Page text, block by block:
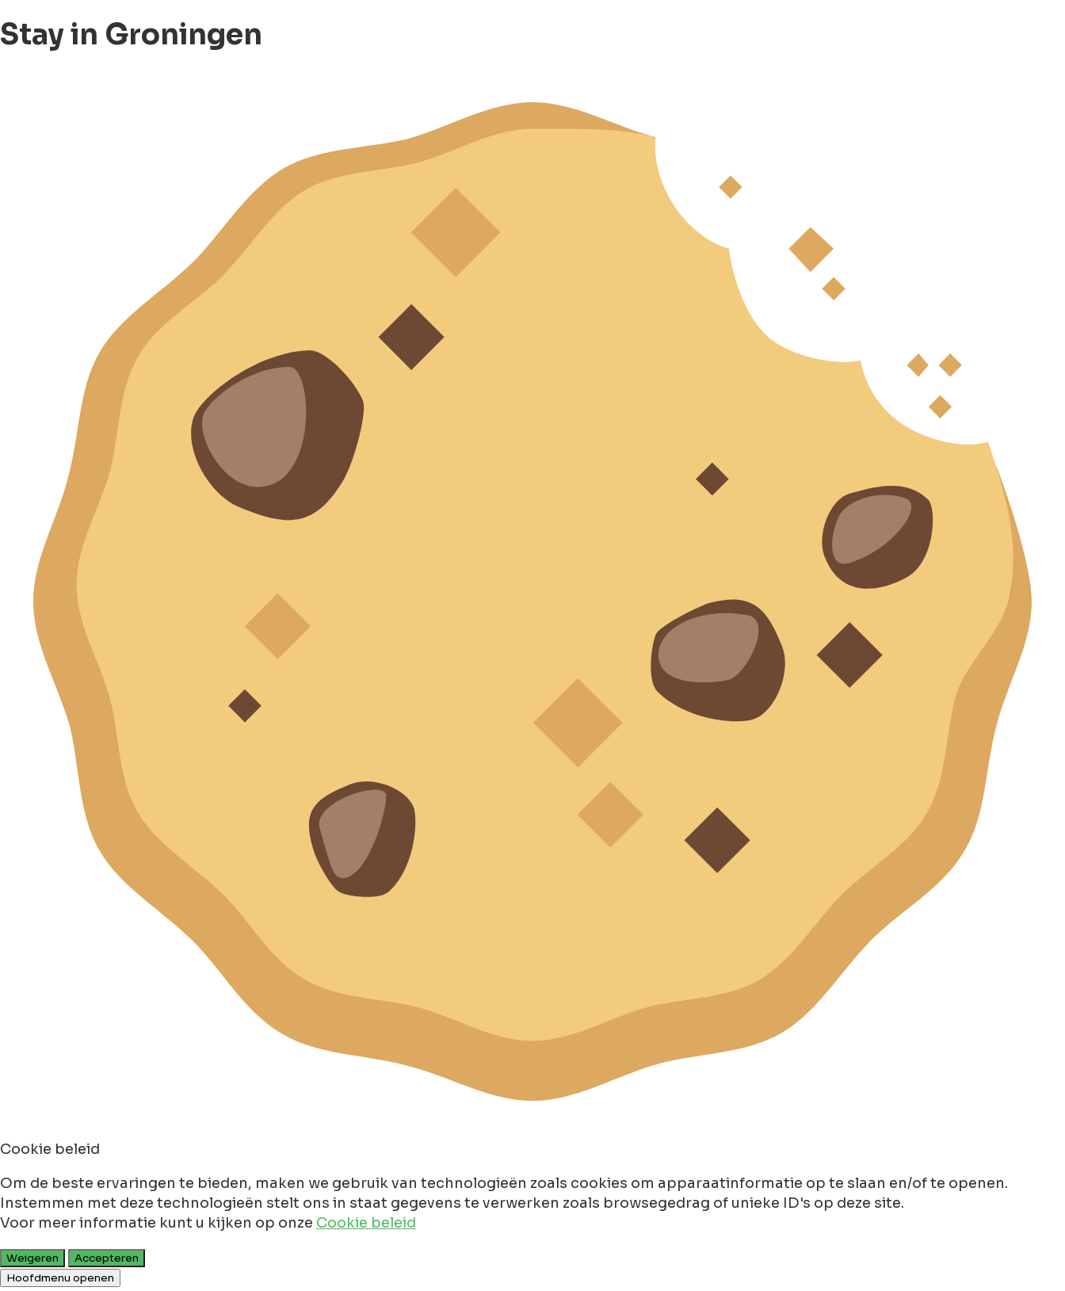
Stay in Groningen
Cookie beleid
Om de beste ervaringen te bieden, maken we gebruik van technologieën zoals cookies om apparaatinformatie op te slaan en/of te openen.
Instemmen met deze technologieën stelt ons in staat gegevens te verwerken zoals browsegedrag of unieke ID's op deze site.
Voor meer informatie kunt u kijken op onze Cookie beleid
Weigeren
Accepteren
Hoofdmenu openen